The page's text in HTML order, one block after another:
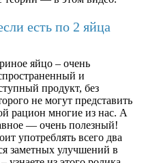
есть по 2 яйца
яйцо – очень
и
продукт, без
не могут представить
рацион многие из нас. А
— очень полезный!
употреблять всего два
заметных улучшений в